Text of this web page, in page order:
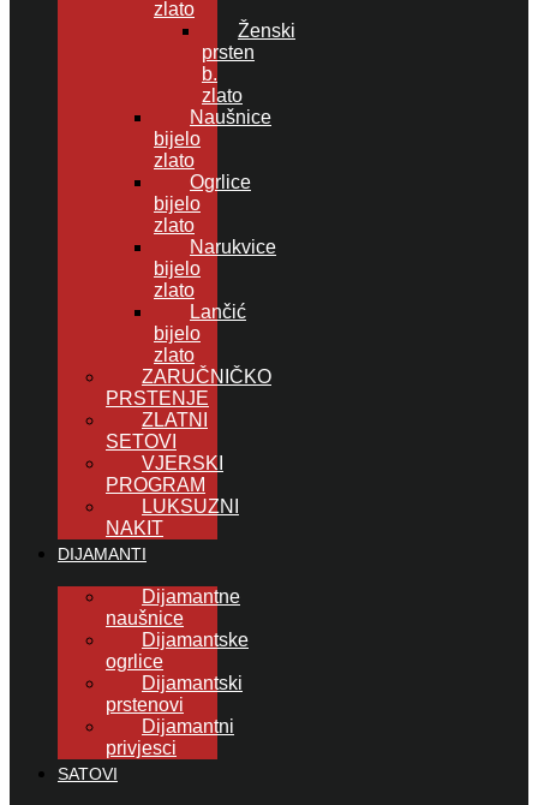
zlato
Ženski
prsten
b.
zlato
Naušnice
bijelo
zlato
Ogrlice
bijelo
zlato
Narukvice
bijelo
zlato
Lančić
bijelo
zlato
ZARUČNIČKO
PRSTENJE
ZLATNI
SETOVI
VJERSKI
PROGRAM
LUKSUZNI
NAKIT
DIJAMANTI
Dijamantne
naušnice
Dijamantske
ogrlice
Dijamantski
prstenovi
Dijamantni
privjesci
SATOVI